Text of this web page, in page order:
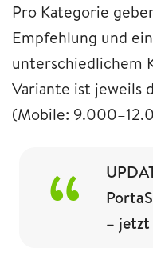
Pro Kategorie
Empfehlung und
unterschiedlichem
Variante ist jeweils
(Mobile:
–